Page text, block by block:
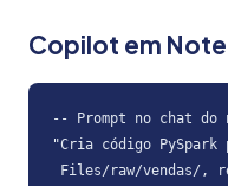
Copilot em
-- Prompt no chat do
"Cria código
Files/raw/vendas/,